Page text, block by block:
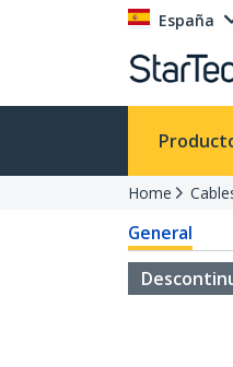
España
Home
General